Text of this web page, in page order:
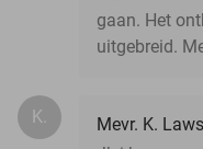
gaan. Het
uitgebreid.
K.
Mevr. K.